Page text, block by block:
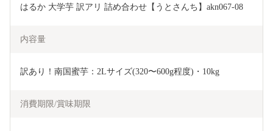
はるか 大学芋 訳アリ 詰め合わせ【うとさんち】akn067-08
内容量
訳あり！南国蜜芋：2Lサイズ(320〜600g程度)・10kg
消費期限/賞味期限